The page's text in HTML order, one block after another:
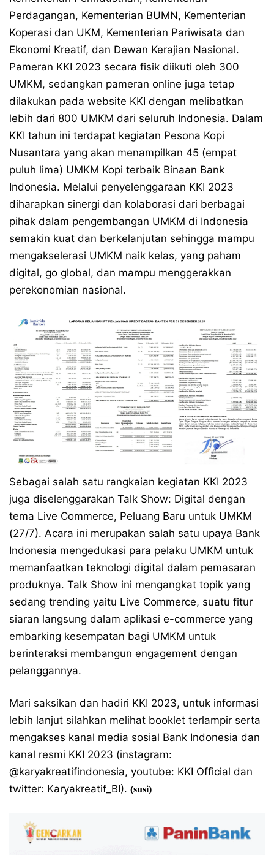
Perdagangan, Kementerian BUMN, Kementerian
Koperasi dan UKM, Kementerian Pariwisata dan
Ekonomi Kreatif, dan Dewan Kerajian Nasional.
Pameran KKI 2023 secara fisik diikuti oleh ­300
UMKM, sedangkan pameran online juga tetap
dilakukan pada website KKI dengan melibatkan
lebih dari 800 UMKM dari seluruh Indonesia. Dalam
KKI tahun ini terdapat kegiatan Pesona Kopi
Nusantara yang akan menampilkan 45 (empat
puluh lima) UMKM Kopi terbaik Binaan Bank
Indonesia. Melalui penyelenggaraan KKI 2023
diharapkan sinergi dan kolaborasi dari berbagai
pihak dalam pengembangan UMKM di Indonesia
semakin kuat dan berkelanjutan sehingga mampu
mengakselerasi UMKM naik kelas, yang paham
digital, go global, dan mampu menggerakkan
perekonomian nasional.
Sebagai salah satu rangkaian kegiatan KKI 2023
juga diselenggarakan Talk Show: Digital dengan
tema Live Commerce, Peluang Baru untuk UMKM
(27/7). Acara ini merupakan salah satu upaya Bank
Indonesia mengedukasi para pelaku UMKM untuk
memanfaatkan teknologi digital dalam pemasaran
produknya. Talk Show ini mengangkat topik yang
sedang trending yaitu Live Commerce, suatu fitur
siaran langsung dalam aplikasi e-commerce yang
embarking kesempatan bagi UMKM untuk
berinteraksi membangun engagement dengan
pelanggannya.
Mari saksikan dan hadiri KKI 2023, untuk informasi
lebih lanjut silahkan melihat bookl​et terlampir serta
mengakses kanal media sosial Bank Indonesia dan
kanal resmi KKI 2023 (instagram:
@karyakreatifindonesia, youtube: KKI Official dan
twitter: Karyakreatif_BI). (susi)